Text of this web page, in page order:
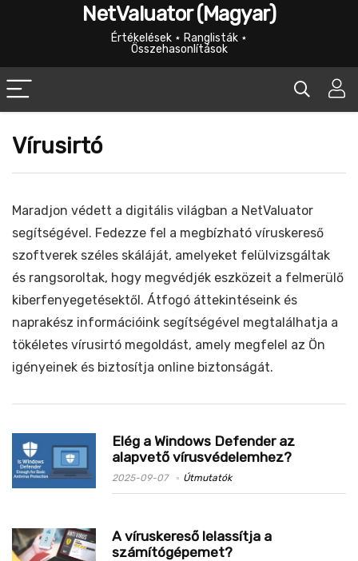
NetValuator (Magyar)
Értékelések ⋆ Ranglisták ⋆
Összehasonlítások
Vírusirtó
Maradjon védett a digitális világban a NetValuator
segítségével. Fedezze fel a megbízható víruskereső
szoftverek széles skáláját, amelyeket felülvizsgáltak
és rangsoroltak, hogy megvédjék eszközeit a felmerülő
kiberfenyegetésektől. Átfogó áttekintéseink és
naprakész információink segítségével megtalálhatja a
tökéletes vírusirtó megoldást, amely megfelel az Ön
igényeinek és biztosítja online biztonságát.
Elég a Windows Defender az
alapvető vírusvédelemhez?
2025-09-07 Útmutatók
A víruskereső lelassítja a
számítógépemet?